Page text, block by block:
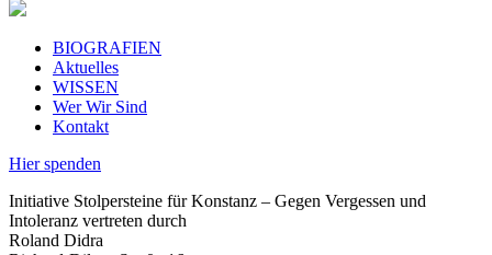
BIOGRAFIEN
Aktuelles
WISSEN
Wer Wir Sind
Kontakt
Hier spenden
Initiative Stolpersteine für Konstanz – Gegen Vergessen und
Intoleranz vertreten durch
Roland Didra